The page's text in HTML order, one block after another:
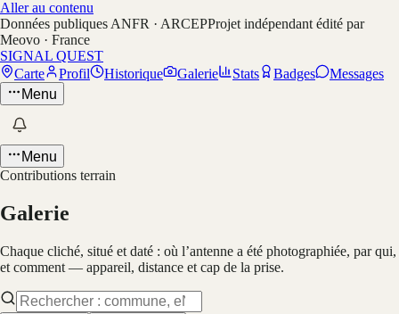
Aller au contenu
Données publiques ANFR · ARCEPProjet indépendant édité par
Meovo · France
SIGNAL QUEST
Carte
Profil Historique Galerie Stats Badges
Messages
Menu
Menu
Contributions terrain
Galerie
Chaque cliché, situé et daté : où l’antenne a été photographiée, par qui,
et comment — appareil, distance et cap de la prise.